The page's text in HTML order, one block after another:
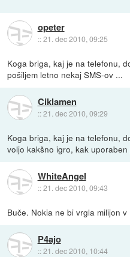
opeter
::21. dec 2010, 09:25
Koga briga, kaj je na telefonu,
pošiljem letno nekaj SMS-ov ...
Ciklamen
::21. dec 2010, 09:29
Koga briga, kaj je na telefonu,
voljo kakšno igro, kak uporaben
WhiteAngel
::21. dec 2010, 09:43
Buče. Nokia ne bi vrgla milijon
P4ajo
::21. dec 2010, 10:44